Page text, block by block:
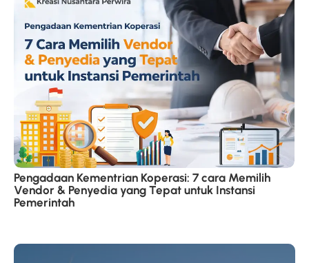
Pengadaan Kementrian Koperasi: 7 cara Memilih
Vendor & Penyedia yang Tepat untuk Instansi
Pemerintah